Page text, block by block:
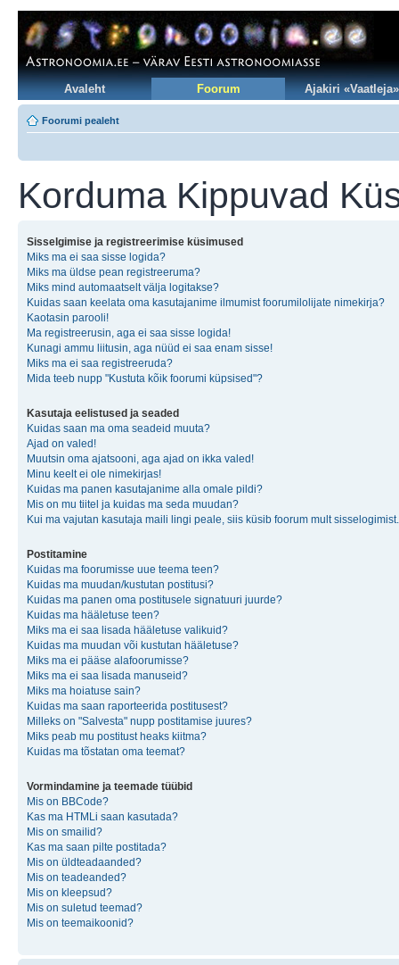
Avaleht Foorum Ajakiri «Vaatleja»
Foorumi pealeht
Korduma Kippuvad
Sisselgimise ja registreerimise küsimused
Miks ma ei saa sisse logida?
Miks ma üldse pean registreeruma?
Miks mind automaatselt välja logitakse?
Kuidas saan keelata oma kasutajanime ilmumist foorumilolijate nimekirja?
Kaotasin parooli!
Ma registreerusin, aga ei saa sisse logida!
Kunagi ammu liitusin, aga nüüd ei saa enam sisse!
Miks ma ei saa registreeruda?
Mida teeb nupp "Kustuta kõik foorumi küpsised"?
Kasutaja eelistused ja seaded
Kuidas saan ma oma seadeid muuta?
Ajad on valed!
Muutsin oma ajatsooni, aga ajad on ikka valed!
Minu keelt ei ole nimekirjas!
Kuidas ma panen kasutajanime alla omale pildi?
Mis on mu tiitel ja kuidas ma seda muudan?
Kui ma vajutan kasutaja maili lingi peale, siis küsib foorum mult sisselogimist.
Postitamine
Kuidas ma foorumisse uue teema teen?
Kuidas ma muudan/kustutan postitusi?
Kuidas ma panen oma postitusele signatuuri juurde?
Kuidas ma hääletuse teen?
Miks ma ei saa lisada hääletuse valikuid?
Kuidas ma muudan või kustutan hääletuse?
Miks ma ei pääse alafoorumisse?
Miks ma ei saa lisada manuseid?
Miks ma hoiatuse sain?
Kuidas ma saan raporteerida postitusest?
Milleks on "Salvesta" nupp postitamise juures?
Miks peab mu postitust heaks kiitma?
Kuidas ma tõstatan oma teemat?
Vormindamine ja teemade tüübid
Mis on BBCode?
Kas ma HTMLi saan kasutada?
Mis on smailid?
Kas ma saan pilte postitada?
Mis on üldteadaanded?
Mis on teadeanded?
Mis on kleepsud?
Mis on suletud teemad?
Mis on teemaikoonid?